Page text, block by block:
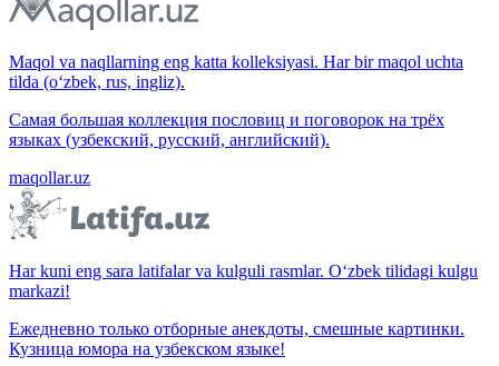
Maqol va naqllarning eng katta kolleksiyasi. Har bir maqol uchta
tilda (o‘zbek, rus, ingliz).
Самая большая коллекция пословиц и поговорок на трёх
языках (узбекский, русский, английский).
maqollar.uz
Har kuni eng sara latifalar va kulguli rasmlar. O‘zbek tilidagi kulgu
markazi!
Ежедневно только отборные анекдоты, смешные картинки.
Кузница юмора на узбекском языке!